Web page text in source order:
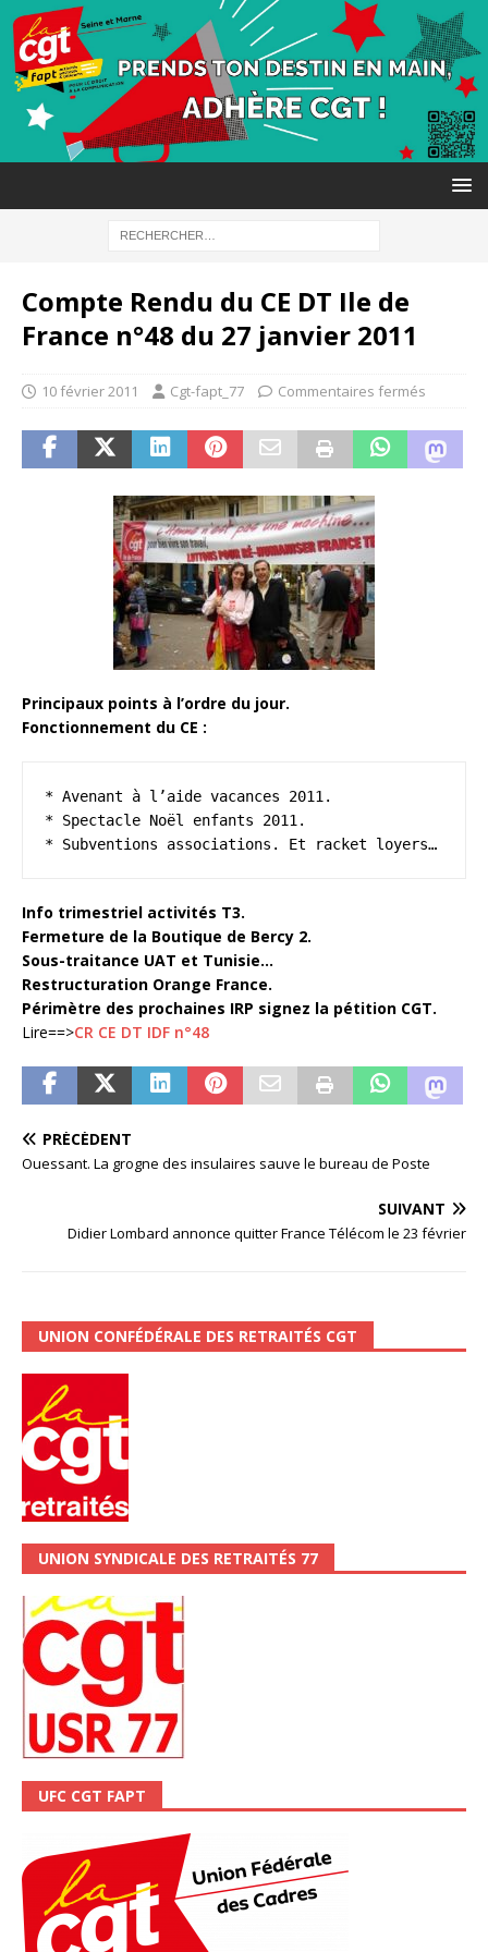
Compte Rendu du CE DT Ile de
France n°48 du 27 janvier 2011
10 février 2011 Cgt-fapt_77 Commentaires fermés
Principaux points à l’ordre du jour.
Fonctionnement du CE :
* Avenant à l’aide vacances 2011.
* Spectacle Noël enfants 2011.
* Subventions associations. Et racket loyers…
Info trimestriel activités T3.
Fermeture de la Boutique de Bercy 2.
Sous-traitance UAT et Tunisie…
Restructuration Orange France.
Périmètre des prochaines IRP signez la pétition CGT.
Lire==>CR CE DT IDF n°48
PRÉCÉDENT
Ouessant. La grogne des insulaires sauve le bureau de Poste
SUIVANT
Didier Lombard annonce quitter France Télécom le 23 février
UNION CONFÉDÉRALE DES RETRAITÉS CGT
UNION SYNDICALE DES RETRAITÉS 77
UFC CGT FAPT